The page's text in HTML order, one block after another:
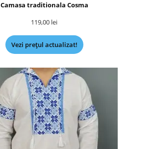
Camasa traditionala Cosma
119,00 lei
Vezi prețul actualizat!